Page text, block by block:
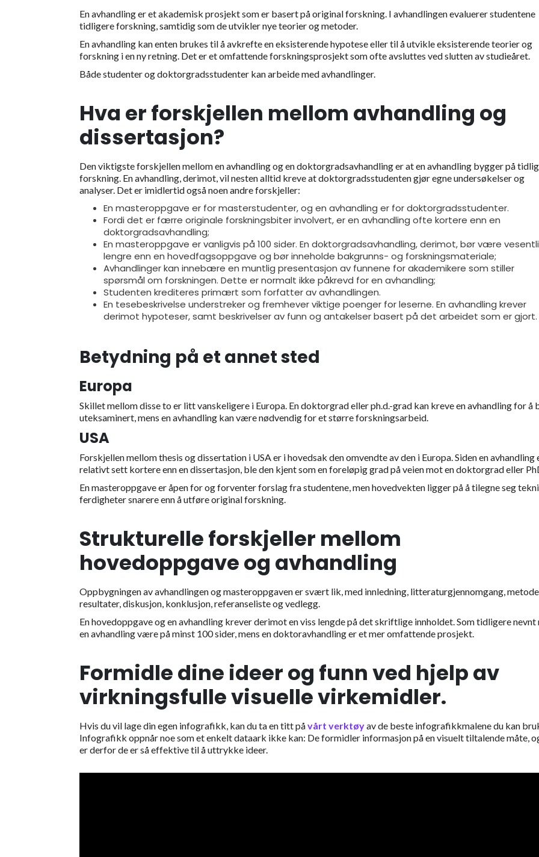
En avhandling er et akademisk prosjekt som er basert på original forskning. I avhandlingen evaluerer studentene
tidligere forskning, samtidig som de utvikler nye teorier og metoder.
En avhandling kan enten brukes til å avkrefte en eksisterende hypotese eller til å utvikle eksisterende teorier og
forskning i en ny retning. Det er et omfattende forskningsprosjekt som ofte avsluttes ved slutten av studieåret.
Både studenter og doktorgradsstudenter kan arbeide med avhandlinger.
Hva er forskjellen mellom avhandling og
dissertasjon?
Den viktigste forskjellen mellom en avhandling og en doktorgradsavhandling er at en avhandling bygger på
forskning. En avhandling, derimot, vil nesten alltid kreve at doktorgradsstudenten gjør egne undersøkelser og
analyser. Det er imidlertid også noen andre forskjeller:
En masteroppgave er for masterstudenter, og en avhandling er for doktorgradsstudenter.
Fordi det er færre originale forskningsbiter involvert, er en avhandling ofte kortere enn en
doktorgradsavhandling;
En masteroppgave er vanligvis på 100 sider. En doktorgradsavhandling, derimot, bør være
lengre enn en hovedfagsoppgave og bør inneholde bakgrunns- og forskningsmateriale;
Avhandlinger kan innebære en muntlig presentasjon av funnene for akademikere som stiller
spørsmål om forskningen. Dette er normalt ikke påkrevd for en avhandling;
Studenten krediteres primært som forfatter av avhandlingen.
En tesebeskrivelse understreker og fremhever viktige poenger for leserne. En avhandling krever
derimot hypoteser, samt beskrivelser av funn og antakelser basert på det arbeidet som er gjort.
Betydning på et annet sted
Europa
Skillet mellom disse to er litt vanskeligere i Europa. En doktorgrad eller ph.d.-grad kan kreve en avhandling for å
uteksaminert, mens en avhandling kan være nødvendig for et større forskningsarbeid.
USA
Forskjellen mellom thesis og dissertation i USA er i hovedsak den omvendte av den i Europa. Siden en avhandling
relativt sett kortere enn en dissertasjon, ble den kjent som en foreløpig grad på veien mot en doktorgrad eller
En masteroppgave er åpen for og forventer forslag fra studentene, men hovedvekten ligger på å tilegne seg
ferdigheter snarere enn å utføre original forskning.
Strukturelle forskjeller mellom
hovedoppgave og avhandling
Oppbygningen av avhandlingen og masteroppgaven er svært lik, med innledning, litteraturgjennomgang,
resultater, diskusjon, konklusjon, referanseliste og vedlegg.
En hovedoppgave og en avhandling krever derimot en viss lengde på det skriftlige innholdet. Som tidligere nevnt
en avhandling være på minst 100 sider, mens en doktoravhandling er et mer omfattende prosjekt.
Formidle dine ideer og funn ved hjelp av
virkningsfulle visuelle virkemidler.
Hvis du vil lage din egen infografikk, kan du ta en titt påvårt verktøyav de beste infografikkmalene du kan
Infografikk oppnår noe som et enkelt dataark ikke kan: De formidler informasjon på en visuelt tiltalende måte,
er derfor de er så effektive til å uttrykke ideer.